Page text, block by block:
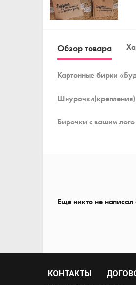
Обзор товара
Картонные бирки
Бирочки с вашим лого
Еще никто не
КОНТАКТЫ